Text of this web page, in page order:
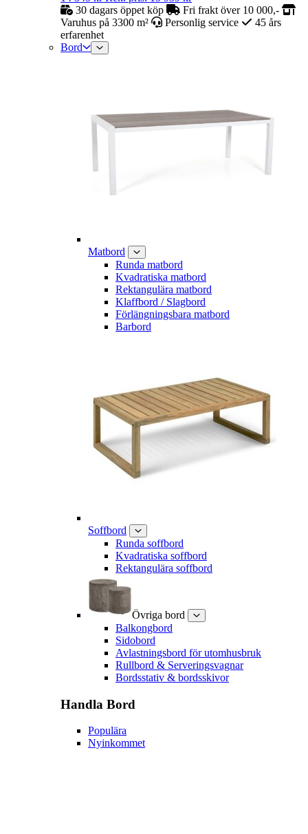
30 dagars öppet köp
Fri frakt över 10 000,-
Varuhus på 3300 m²
Personlig service
45 års
erfarenhet
Bord
Matbord
Runda matbord
Kvadratiska matbord
Rektangulära matbord
Klaffbord / Slagbord
Förlängningsbara matbord
Barbord
Soffbord
Runda soffbord
Kvadratiska soffbord
Rektangulära soffbord
Övriga bord
Balkongbord
Sidobord
Avlastningsbord för utomhusbruk
Rullbord & Serveringsvagnar
Bordsstativ & bordsskivor
Handla Bord
Populära
Nyinkommet